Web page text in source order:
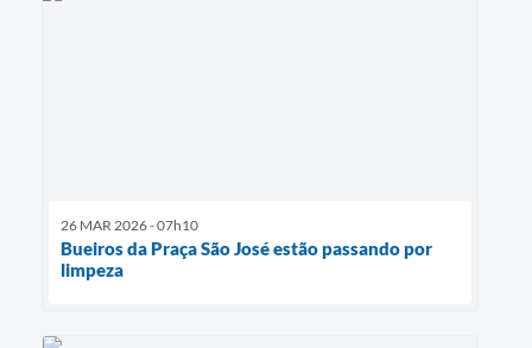
26 MAR 2026 - 07h10
Bueiros da Praça São José estão passando por
limpeza